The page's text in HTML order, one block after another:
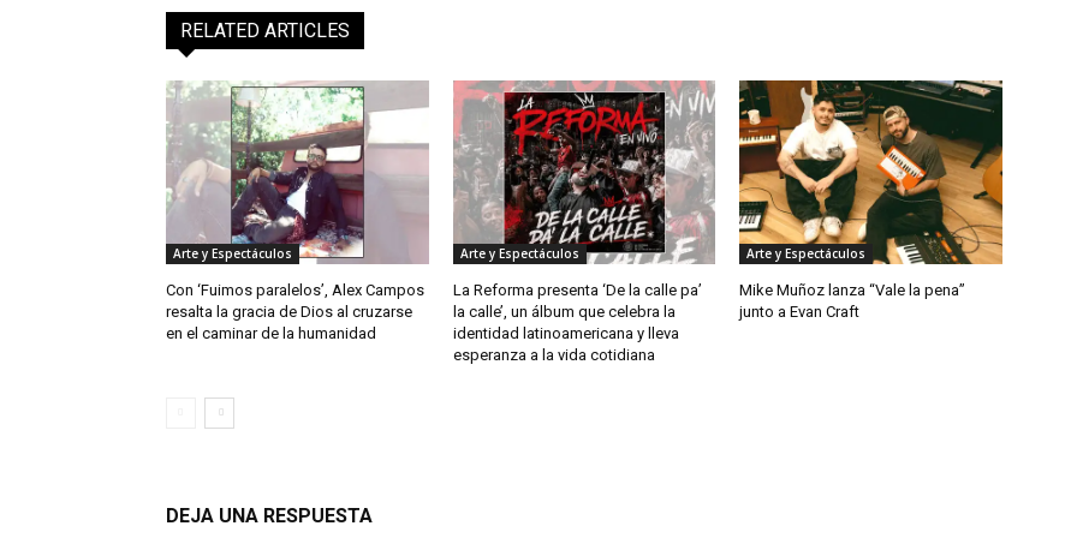
RELATED ARTICLES
Arte y Espectáculos
Con ‘Fuimos paralelos’, Alex Campos
resalta la gracia de Dios al cruzarse
en el caminar de la humanidad
Arte y Espectáculos
La Reforma presenta ‘De la calle pa’
la calle’, un álbum que celebra la
identidad latinoamericana y lleva
esperanza a la vida cotidiana
Arte y Espectáculos
Mike Muñoz lanza “Vale la pena”
junto a Evan Craft
DEJA UNA RESPUESTA